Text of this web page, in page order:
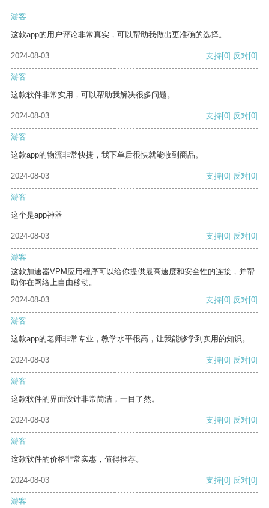
游客
这款app的用户评论非常真实，可以帮助我做出更准确的选择。
2024-08-03 支持[0] 反对[0]
游客
这款软件非常实用，可以帮助我解决很多问题。
2024-08-03 支持[0] 反对[0]
游客
这款app的物流非常快捷，我下单后很快就能收到商品。
2024-08-03 支持[0] 反对[0]
游客
这个是app神器
2024-08-03 支持[0] 反对[0]
游客
这款加速器VPM应用程序可以给你提供最高速度和安全性的连接，并帮
助你在网络上自由移动。
2024-08-03
支持[0] 反对[0]
游客
这款app的老师非常专业，教学水平很高，让我能够学到实用的知识。
2024-08-03 支持[0] 反对[0]
游客
这款软件的界面设计非常简洁，一目了然。
2024-08-03 支持[0] 反对[0]
游客
这款软件的价格非常实惠，值得推荐。
2024-08-03 支持[0] 反对[0]
游客